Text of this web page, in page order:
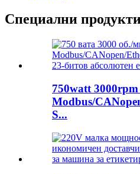
Специални
750watt
Modbus/
S...